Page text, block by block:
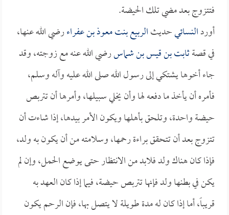
فتتزوج بعد مضي تلك الحيضة.
أوردالنسائيحديثالربيع بنت معوذ بن عفراءرضي الله عنها،
في قصةثابت بن قيس بن شماسرضي الله عنه مع زوجته، وقد
جاء أخوها يشتكي إلى رسول الله صلى الله عليه وآله وسلم،
فأمره أن يأخذ ما دفعه لها وأن يخلي سبيلها، وأمرها أن تتربص
حيضة واحدة، وتلحق بأهلها ويكون الأمر بيدها، إذا شاءت أن
تتزوج بعد أن تتحقق براءة رحمها، وسلامته من أن يكون به ولد،
فإذا كان هناك ولد فلابد من الانتظار حتى يوضع الحمل، وإن لم
يكن في بطنها ولد فإنها تتربص حيضة، فيما إذا كان العهد به
قريباً، أما إذا كان له مدة طويلة لا يتصل بها، فإن الرحم يكون